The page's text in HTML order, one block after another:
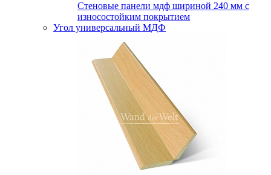
Стеновые панели мдф шириной 240 мм с
износостойким покрытием
Угол универсальный МДФ